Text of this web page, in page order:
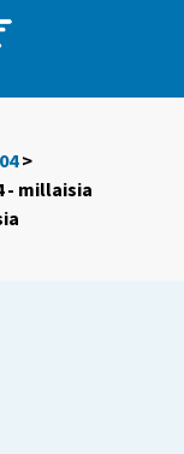
>
- millaisia